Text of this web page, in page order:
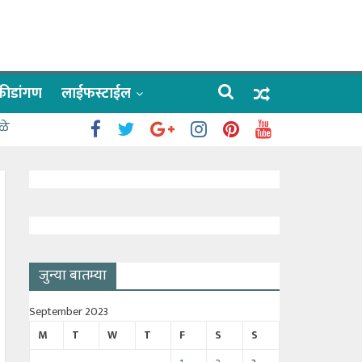
लाईफस्टाईल
जुन्या बातम्या
September 2023
M
T W T F S
S